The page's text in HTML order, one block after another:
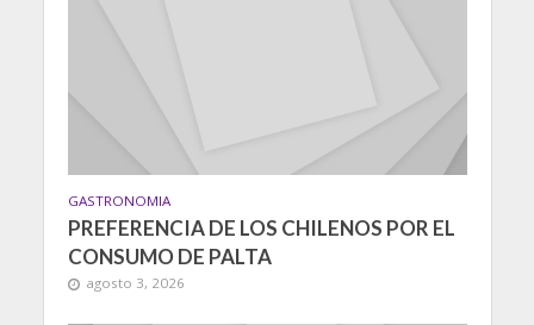
GASTRONOMIA
PREFERENCIA DE LOS CHILENOS POR EL
CONSUMO DE PALTA
agosto 3, 2026